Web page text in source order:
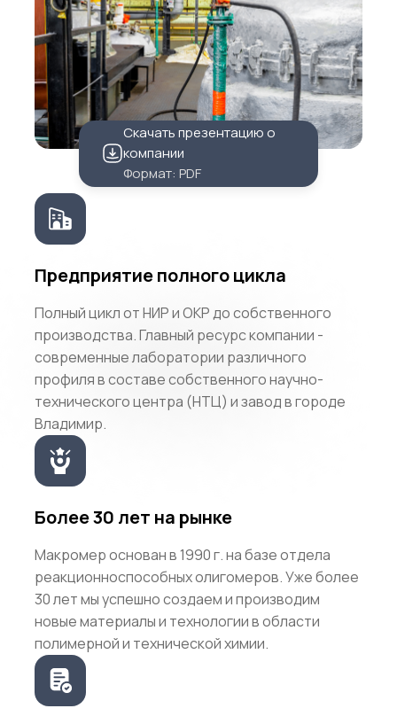
Предприятие полного цикла
Полный цикл от НИР и ОКР до собственного
производства. Главный ресурс компании -
современные лаборатории различного
профиля в составе собственного научно-
технического центра (НТЦ) и завод в городе
Владимир.
Более 30 лет на рынке
Макромер основан в 1990 г. на базе отдела
реакционноспособных олигомеров. Уже более
30 лет мы успешно создаем и производим
новые материалы и технологии в области
полимерной и технической химии.
Скачать презентацию о
компании
Формат: PDF